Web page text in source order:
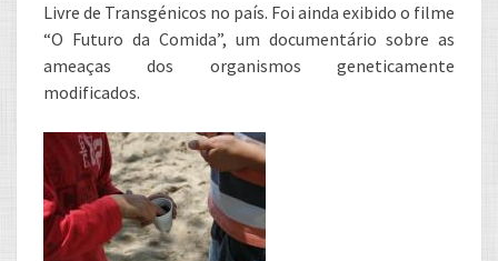
Livre de Transgénicos no país. Foi ainda exibido o filme
“O Futuro da Comida”, um documentário sobre as
ameaças dos organismos geneticamente
modificados.